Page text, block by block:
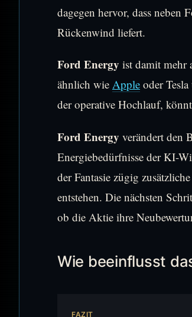
dagegen hervor, dass neben
Rückenwind liefert.
Ford Energy ist damit mehr
ähnlich wie Apple oder
der operative Hochlauf,
Ford Energy verändert den
Energiebedürfnisse der KI-
der Fantasie zügig
entstehen. Die nächsten
ob die Aktie ihre
Wie beeinflusst
FAZIT